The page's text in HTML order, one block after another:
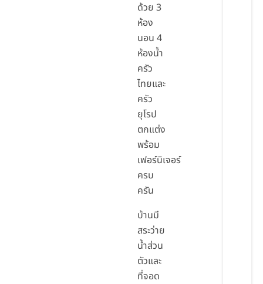
ด้วย 3
ห้อง
นอน 4
ห้องน้ำ
ครัว
ไทยและ
ครัว
ยุโรป
ตกแต่ง
พร้อม
เฟอร์นิเจอร์
ครบ
ครัน
บ้านมี
สระว่าย
น้ำส่วน
ตัวและ
ที่จอด